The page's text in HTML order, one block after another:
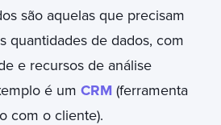
são aquelas que precisam
quantidades de dados, com
e recursos de análise
é um CRM (ferramenta
com o cliente).